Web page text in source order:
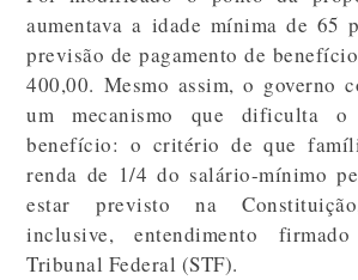
aumentava a idade mínima de 65
previsão de pagamento de
400,00. Mesmo assim, o governo
um mecanismo que dificulta o
benefício: o critério de que
renda de 1/4 do salário-mínimo
estar previsto na
inclusive, entendimento
Tribunal Federal (STF).